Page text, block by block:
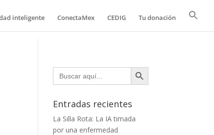
inteligente ConectaMex CEDIG Tu donación
Buscar: Botón de búsqueda
Entradas recientes
La Silla Rota: La IA timada
por una enfermedad